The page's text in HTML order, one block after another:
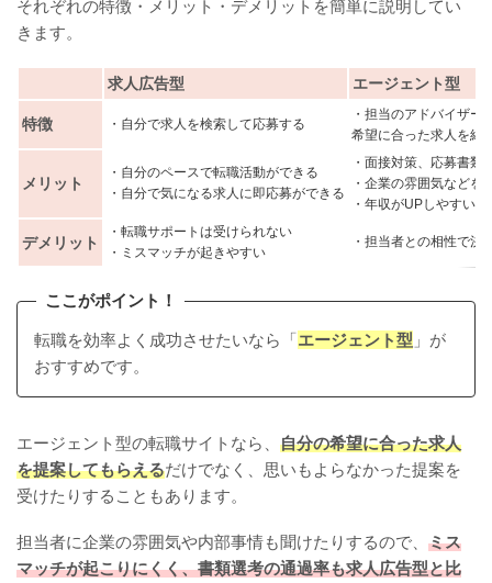
それぞれの特徴・メリット・デメリットを簡単に説明してい
きます。
求人広告型 エージェント型
特徴 ・自分で求人を検索して応募する
・担当のアドバイザー
希望に合った求人を紹
メリット
・自分のペースで転職活動ができる
・自分で気になる求人に即応募ができる
・面接対策、応募書類
・企業の雰囲気などを
・年収がUPしやすい
デメリット
・転職サポートは受けられない
・ミスマッチが起きやすい
・担当者との相性で決
ここがポイント！
転職を効率よく成功させたいなら「エージェント型 」が
おすすめです。
エージェント型の転職サイトなら、 自分の希望に合った求人
を提案してもらえるだけでなく、思いもよらなかった提案を
受けたりすることもあります。
担当者に企業の雰囲気や内部事情も聞けたりするので、 ミス
マッチが起こりにくく、書類選考の通過率も求人広告型と比